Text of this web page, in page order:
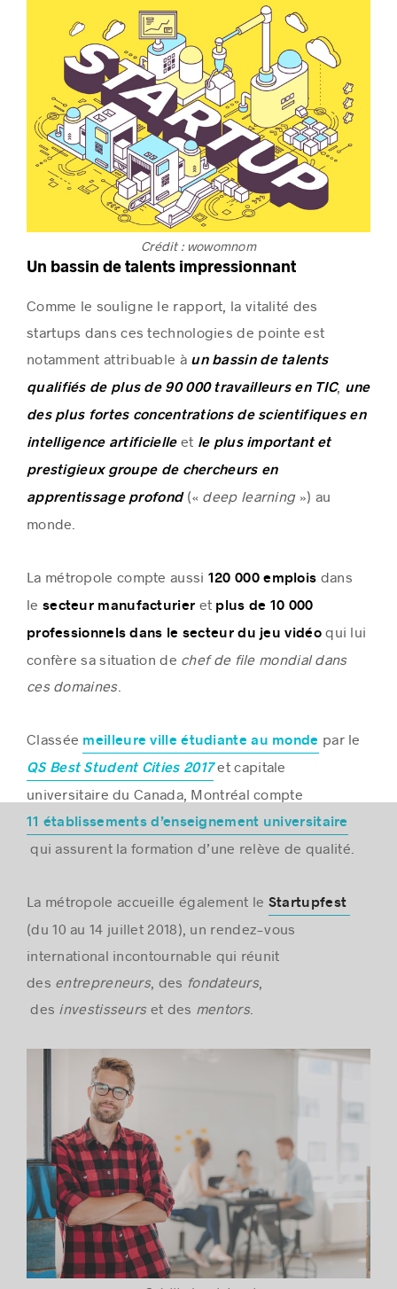
Crédit : wowomnom
Un bassin de talents impressionnant
Comme le souligne le rapport, la vitalité des
startups dans ces technologies de pointe est
notamment attribuable à un bassin de talents
qualifiés de plus de 90 000 travailleurs en TIC, une
des plus fortes concentrations de scientifiques en
intelligence artificielleet le plus important et
prestigieux groupe de chercheurs en
apprentissage profond(« deep learning») au
monde.
La métropole compte aussi 120 000 emplois dans
le secteur manufacturier et plus de 10 000
professionnels dans le secteur du jeu vidéoqui lui
confère sa situation de chef de file mondial dans
ces domaines
Classée meilleure ville étudiante au monde par le
QS Best Student Cities 2017et capitale
universitaire du Canada, Montréal compte
11 établissements d’enseignement universitaire
qui assurent la formation d’une relève de qualité.
La métropole accueille également le Startupfest
(du 10 au 14 juillet 2018), un rendez-vous
international incontournable qui réunit
des entrepreneurs , des fondateurs,
des investisseurs et des mentors.